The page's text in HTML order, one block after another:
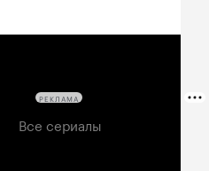
Все сериалы
РЕКЛАМА